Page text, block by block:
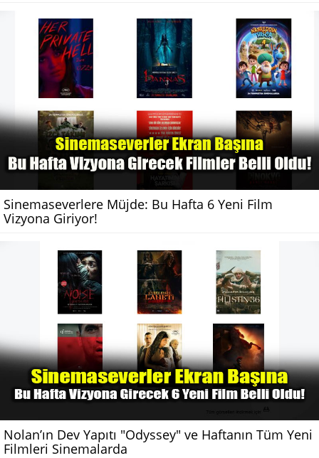
Sinemaseverlere Müjde: Bu Hafta 6 Yeni Film
Vizyona Giriyor!
Nolan’ın Dev Yapıtı "Odyssey" ve Haftanın Tüm Yeni
Filmleri Sinemalarda